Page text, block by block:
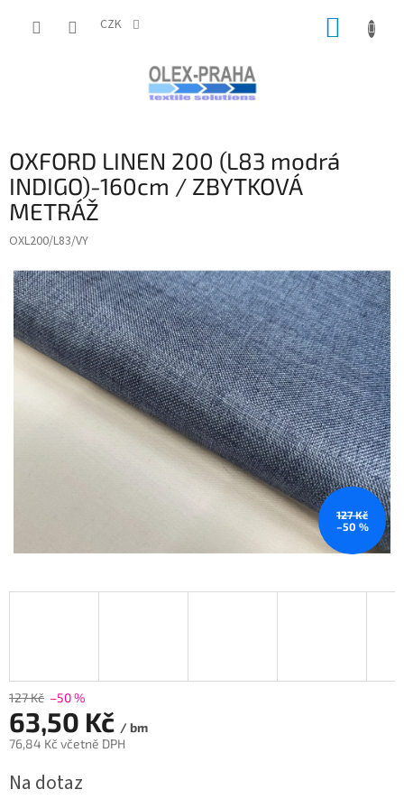
CZK
OXFORD LINEN 200 (L83 modrá
INDIGO)-160cm / ZBYTKOVÁ
METRÁŽ
OXL200/L83/VY
127 Kč
–50 %
127 Kč –50 %
63,50 Kč / bm
76,84 Kč včetně DPH
cena:
Na dotaz